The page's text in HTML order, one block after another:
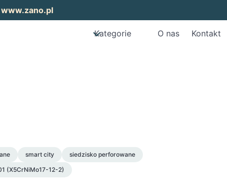
www.zano.pl
Kategorie O nas Kontakt
smart city
siedzisko perforowane
(X5CrNiMo17-12-2)